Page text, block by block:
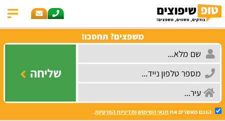
משפצים? תחסכו!
שליחה
הנכם מאשרים את תנאי השימושומדיניות הפרטיות.